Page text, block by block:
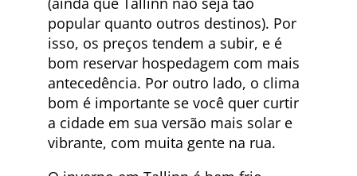
popular quanto outros destinos). Por
isso, os preços tendem a subir, e é
bom reservar hospedagem com mais
antecedência. Por outro lado, o clima
bom é importante se você quer curtir
a cidade em sua versão mais solar e
vibrante, com muita gente na rua.